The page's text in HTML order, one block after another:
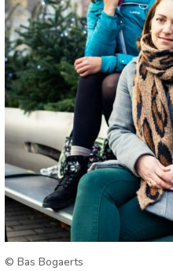
© Bas Bogaerts